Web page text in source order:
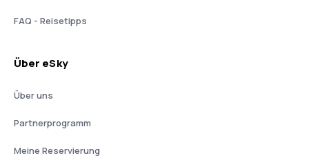
FAQ - Reisetipps
Über eSky
Über uns
Partnerprogramm
Meine Reservierung